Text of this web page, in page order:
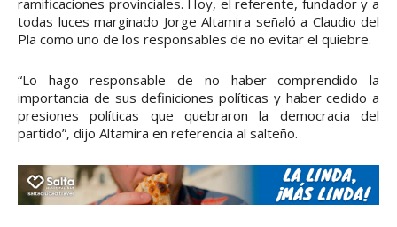
todas luces marginado Jorge Altamira señaló a Claudio del
Pla como uno de los responsables de no evitar el quiebre.
“Lo hago responsable de no haber comprendido la
importancia de sus definiciones políticas y haber cedido a
presiones políticas que quebraron la democracia del
partido”, dijo Altamira en referencia al salteño.